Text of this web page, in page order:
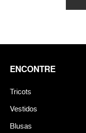
ENCONTRE
Tricots
Vestidos
Blusas